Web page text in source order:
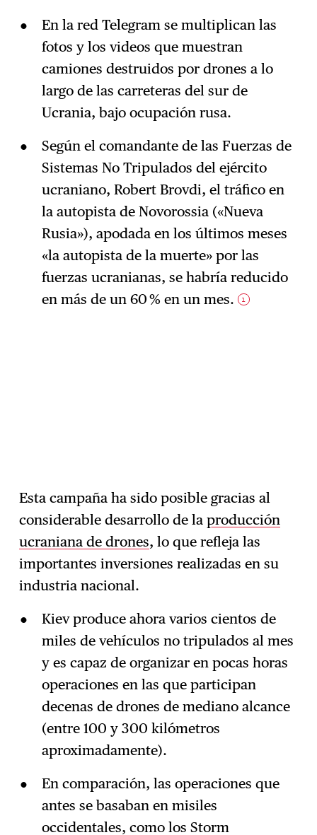
En la red Telegram se multiplican las
fotos y los videos que muestran
camiones destruidos por drones a lo
largo de las carreteras del sur de
Ucrania, bajo ocupación rusa.
Según el comandante de las Fuerzas de
Sistemas No Tripulados del ejército
ucraniano, Robert Brovdi, el tráfico en
la autopista de Novorossia («Nueva
Rusia»), apodada en los últimos meses
«la autopista de la muerte» por las
fuerzas ucranianas, se habría reducido
en más de un 60 % en un mes.
1
Esta campaña ha sido posible gracias al
considerable desarrollo de laproducción
ucraniana de drones, lo que refleja las
importantes inversiones realizadas en su
industria nacional.
Kiev produce ahora varios cientos de
miles de vehículos no tripulados al mes
y es capaz de organizar en pocas horas
operaciones en las que participan
decenas de drones de mediano alcance
(entre 100 y 300 kilómetros
aproximadamente).
En comparación, las operaciones que
antes se basaban en misiles
occidentales, como los Storm